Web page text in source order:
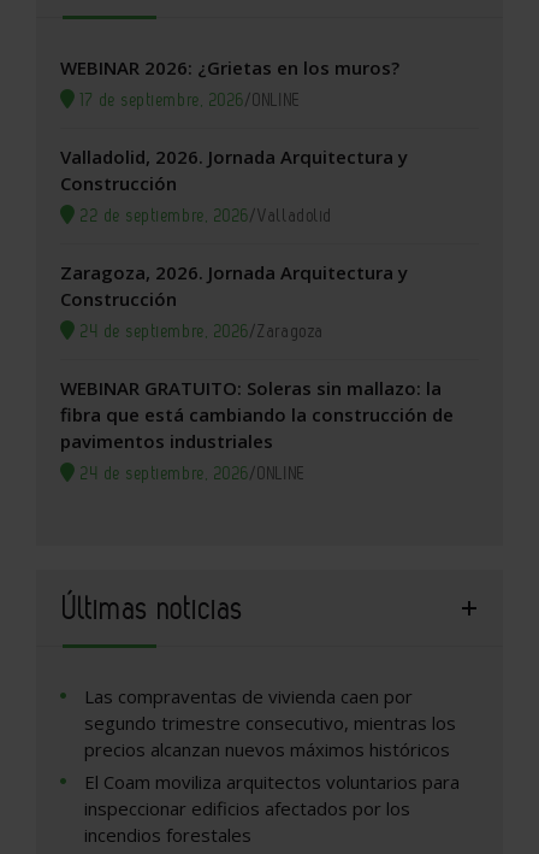
WEBINAR 2026: ¿Grietas en los muros?
17 de septiembre, 2026/ONLINE
Valladolid, 2026. Jornada Arquitectura y
Construcción
22 de septiembre, 2026/Valladolid
Zaragoza, 2026. Jornada Arquitectura y
Construcción
24 de septiembre, 2026/Zaragoza
WEBINAR GRATUITO: Soleras sin mallazo: la
fibra que está cambiando la construcción de
pavimentos industriales
24 de septiembre, 2026/ONLINE
Últimas noticias
Las compraventas de vivienda caen por
segundo trimestre consecutivo, mientras los
precios alcanzan nuevos máximos históricos
El Coam moviliza arquitectos voluntarios para
inspeccionar edificios afectados por los
incendios forestales